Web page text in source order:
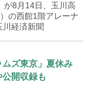
が8月14日、玉川高
の西館1階アレーナ
経済新聞
ズ東京」夏休み
開収録も